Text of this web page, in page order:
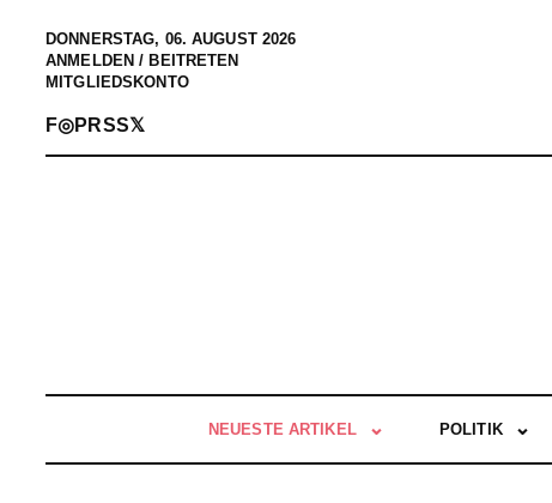
DONNERSTAG, 06. AUGUST 2026
ANMELDEN / BEITRETEN
MITGLIEDSKONTO
F◎PRSS𝕏
NEUESTE ARTIKEL POLITIK